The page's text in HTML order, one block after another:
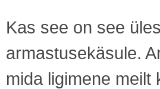
Kas see on see
armastusekäsule.
mida ligimene meilt